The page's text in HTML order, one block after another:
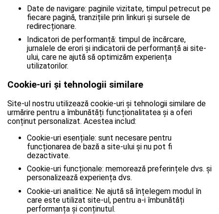
Date de navigare: paginile vizitate, timpul petrecut pe
fiecare pagină, tranzițiile prin linkuri și sursele de
redirecționare.
Indicatori de performanță: timpul de încărcare,
jurnalele de erori și indicatorii de performanță ai site-
ului, care ne ajută să optimizăm experiența
utilizatorilor.
Cookie-uri și tehnologii similare
Site-ul nostru utilizează cookie-uri și tehnologii similare de
urmărire pentru a îmbunătăți funcționalitatea și a oferi
conținut personalizat. Acestea includ:
Cookie-uri esențiale: sunt necesare pentru
funcționarea de bază a site-ului și nu pot fi
dezactivate.
Cookie-uri funcționale: memorează preferințele dvs. și
personalizează experiența dvs.
Cookie-uri analitice: Ne ajută să înțelegem modul în
care este utilizat site-ul, pentru a-i îmbunătăți
performanța și conținutul.